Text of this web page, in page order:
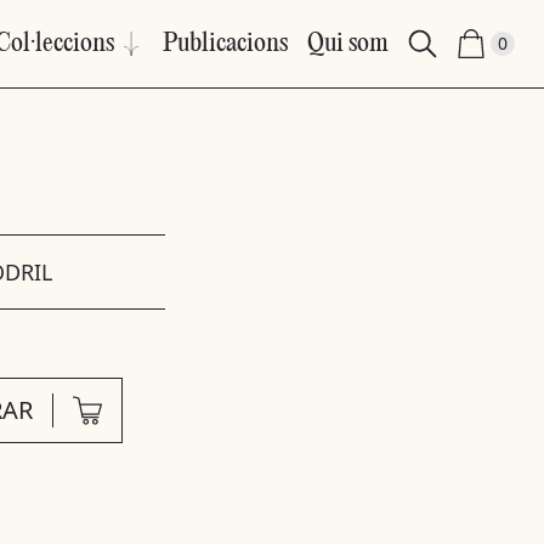
Publicacions Qui som 0